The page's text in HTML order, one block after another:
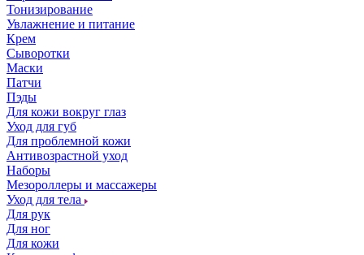
Тонизирование
Увлажнение и питание
Крем
Сыворотки
Маски
Патчи
Пэды
Для кожи вокруг глаз
Уход для губ
Для проблемной кожи
Антивозрастной уход
Наборы
Мезороллеры и массажеры
Уход для тела
Для рук
Для ног
Для кожи